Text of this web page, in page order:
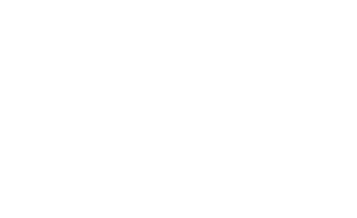
dans les
compétences
les principaux
équipées de